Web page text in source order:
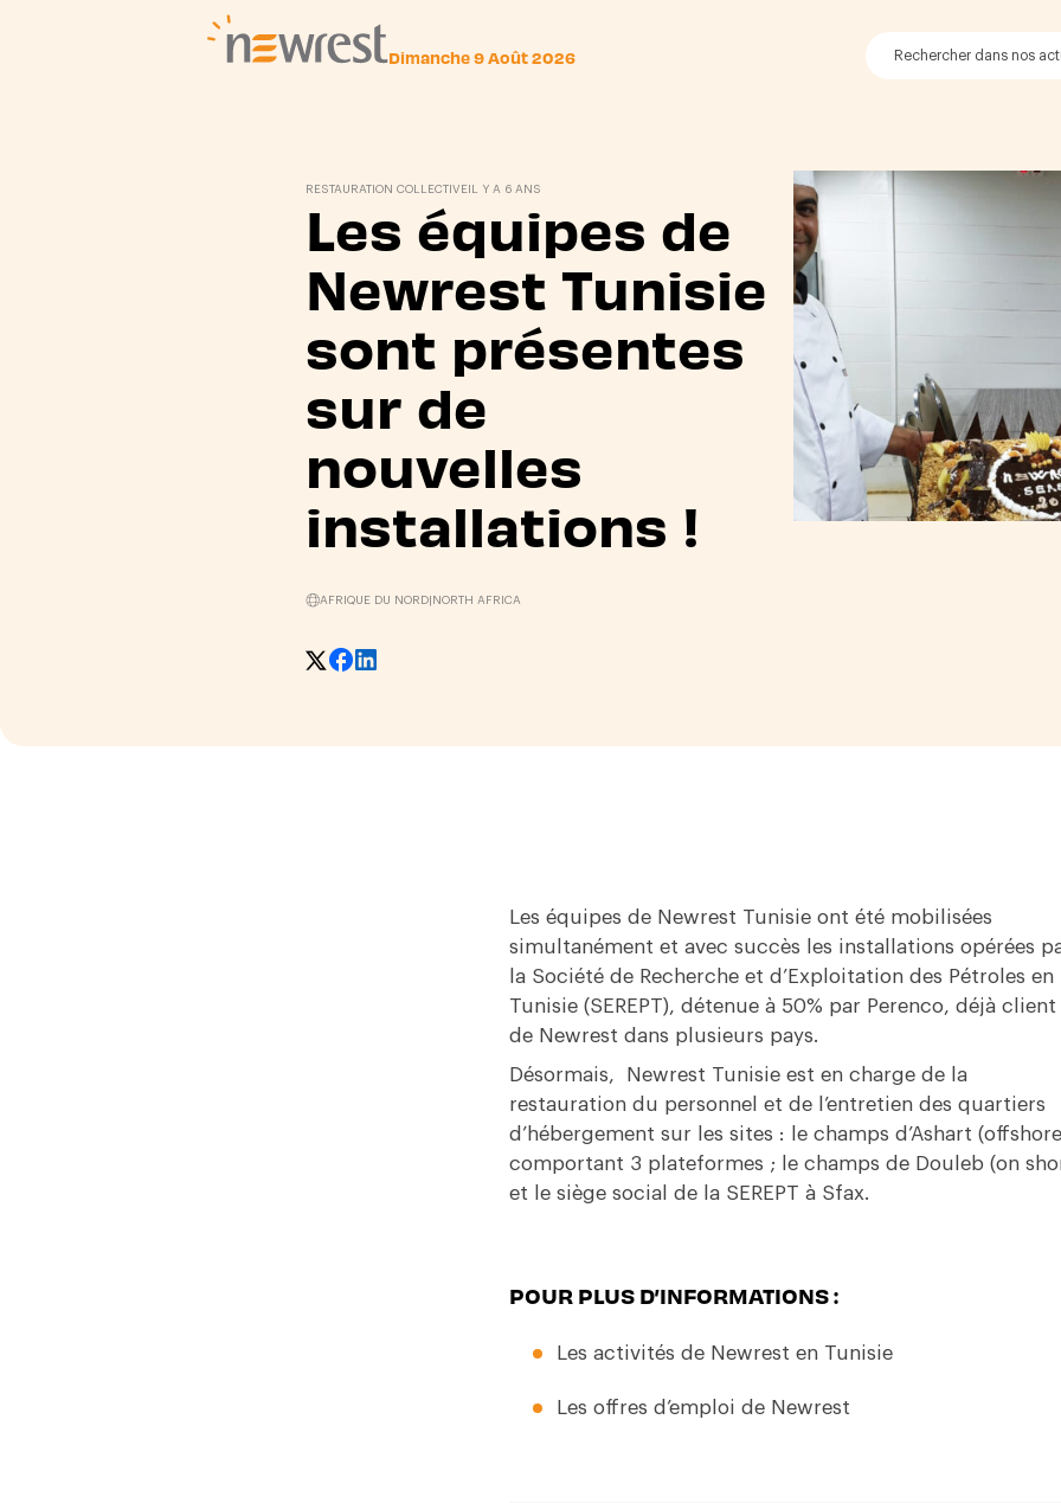
Dimanche 9 Août 2026
RESTAURATION COLLECTIVEIL Y A 6 ANS
Les équipes de
Newrest Tunisie
sont présentes
sur de
nouvelles
installations !
AFRIQUE DU NORD| NORTH AFRICA
Les équipes de Newrest Tunisie ont été mobilisées
simultanément et avec succès les installations opérées
la Société de Recherche et d’Exploitation des Pétroles en
Tunisie (SEREPT), détenue à 50% par Perenco, déjà client
de Newrest dans plusieurs pays.
Désormais, Newrest Tunisie est en charge de la
restauration du personnel et de l’entretien des quartiers
d’hébergement sur les sites : le champs d’Ashart
comportant 3 plateformes ; le champs de Douleb (on
et le siège social de la SEREPT à Sfax.
POUR PLUS D’INFORMATIONS :
Les activités de Newrest en Tunisie
Les offres d’emploi de Newrest